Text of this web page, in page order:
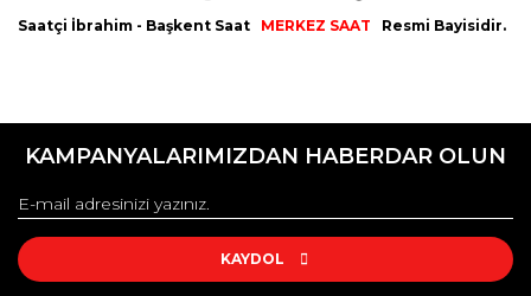
Saatçi İbrahim - Başkent Saat MERKEZ SAAT Resmi Bayisidir.
konularda yetersiz gördüğünüz noktaları öneri formunu
Görüş ve önerileriniz için teşekkür ederiz.
Ürün resmi kalitesiz, bozuk veya görüntülenemiyor.
Ürün açıklamasında eksik bilgiler bulunuyor.
KAMPANYALARIMIZDAN HABERDAR OLUN
KAYDOL